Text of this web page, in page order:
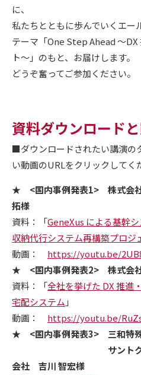
に、
私たちとともに歩んでいくエー
テーマ「One Step Ahead 〜
ト〜」のもと、お届けします。
どうぞ奮ってご参加ください。
資料ダウンロード
■ダウンロードされたい講演の
い動画のURLをクリックしてく
★ <国内事例発表1> 株式会
拓様
資料：「GeneXus による基幹
収納代行システム再構築プロジ
動画： https://youtu.be/
★ <国内事例発表2> 株式会
資料：「全社を挙げた DX 推
宅配システム 」
動画： https://youtu.be/
★ <国内事例発表3> 三和特
サントクコンピュ
会社 吉川 智宏様